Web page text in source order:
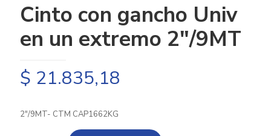
Cinto con gancho Univ
en un extremo 2″/9MT
$ 21.835,18
2″/9MT- CTM CAP1662KG